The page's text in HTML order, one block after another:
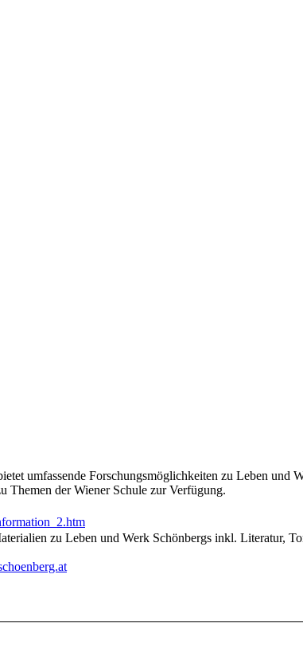
umfassende Forschungsmöglichkeiten zu Leben
Themen der Wiener Schule zur Verfügung.
zu Leben und Werk Schönbergs inkl. Literatur,